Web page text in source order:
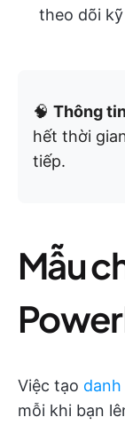
theo dõi
🧠 Thông
hết thời
tiếp.
Mẫu
Việc tạo
mỗi khi bạn